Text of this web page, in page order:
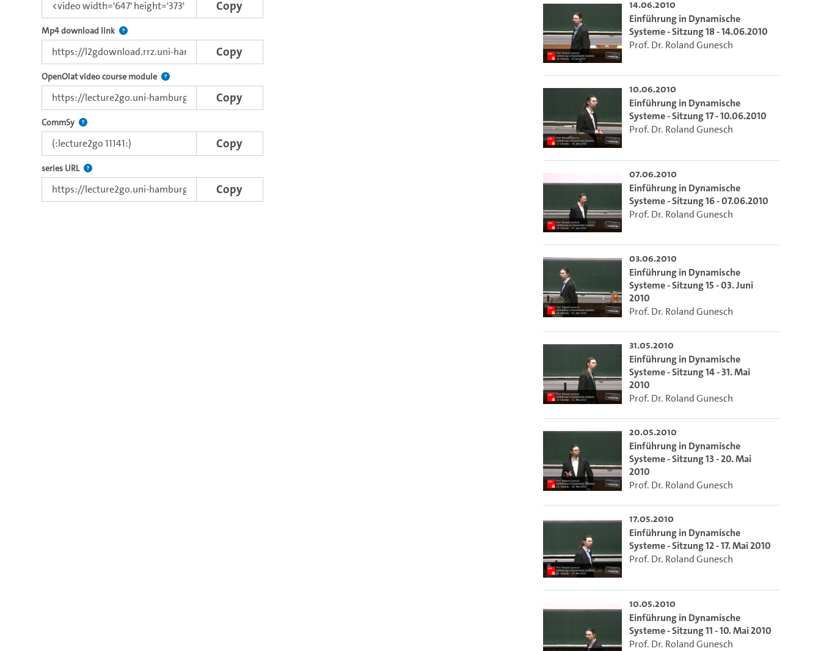
Copy
Mp4 download link Copy the download link of this video.
Copy
OpenOlat video course module Use this link to embed a video in the OpenOlat video module.
Copy
CommSy Use this code to embed the video in Commsy.
Copy
series URL The link to the series.
Copy
14.06.2010
Einführung in Dynamische
Systeme - Sitzung 18 - 14.06.2010
Prof. Dr. Roland Gunesch
10.06.2010
Einführung in Dynamische
Systeme - Sitzung 17 - 10.06.2010
Prof. Dr. Roland Gunesch
07.06.2010
Einführung in Dynamische
Systeme - Sitzung 16 - 07.06.2010
Prof. Dr. Roland Gunesch
03.06.2010
Einführung in Dynamische
Systeme - Sitzung 15 - 03. Juni
2010
Prof. Dr. Roland Gunesch
31.05.2010
Einführung in Dynamische
Systeme - Sitzung 14 - 31. Mai
2010
Prof. Dr. Roland Gunesch
20.05.2010
Einführung in Dynamische
Systeme - Sitzung 13 - 20. Mai
2010
Prof. Dr. Roland Gunesch
17.05.2010
Einführung in Dynamische
Systeme - Sitzung 12 - 17. Mai 2010
Prof. Dr. Roland Gunesch
10.05.2010
Einführung in Dynamische
Systeme - Sitzung 11 - 10. Mai 2010
Prof. Dr. Roland Gunesch